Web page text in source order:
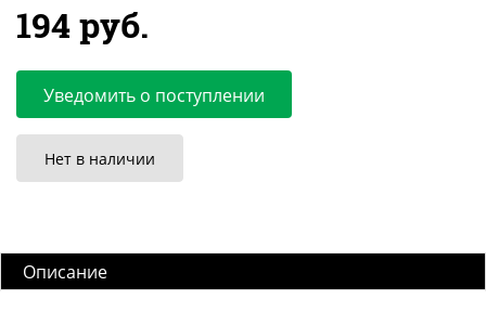
194 руб.
Уведомить о поступлении
Нет в наличии
Описание